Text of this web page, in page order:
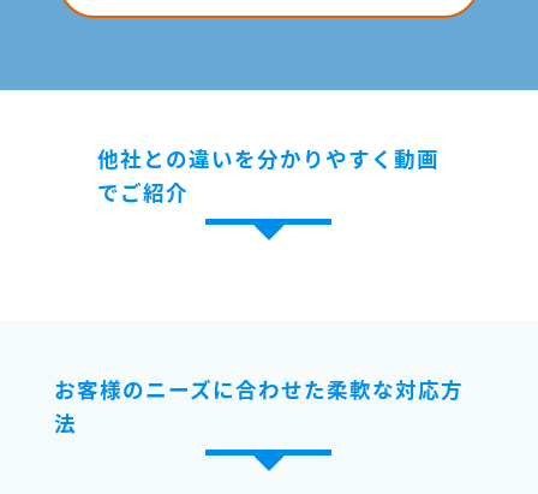
他社との違いを分かりやすく動画
でご紹介
お客様のニーズに合わせた柔軟な対応方
法